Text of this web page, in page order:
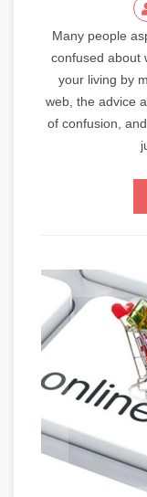
Many people
confused about
your living by
web, the advice
of confusion,